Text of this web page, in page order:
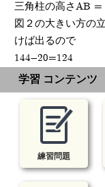
三角柱の高さAB
図２の大きい方の
けば出るので
144-20=124
学習 コンテンツ
練習問題